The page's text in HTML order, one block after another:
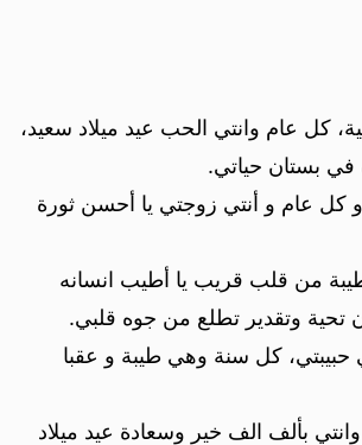
كل عام وانتي الحب عيد ميلاد سعيد،
في بستان حياتي.
و كل عام و أنتي زوجتي يا أحسن ثورة
من قلب قريب يا أطيب انسانه
تحية وتقدير تطلع من جوه قلبي.
حبيبتي، كل سنة وهي طيبة و عقبا
بألف الف خير وسعادة عيد ميلاد